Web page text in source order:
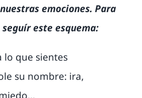
emociones. Para
este esquema:
lo que sientes
su nombre: ira,